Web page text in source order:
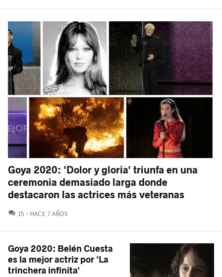
Goya 2020: 'Dolor y gloria' triunfa en una
ceremonia demasiado larga donde
destacaron las actrices más veteranas
15 COMENTARIOS
HACE 7 AÑOS
Goya 2020: Belén Cuesta
es la mejor actriz por 'La
trinchera infinita'